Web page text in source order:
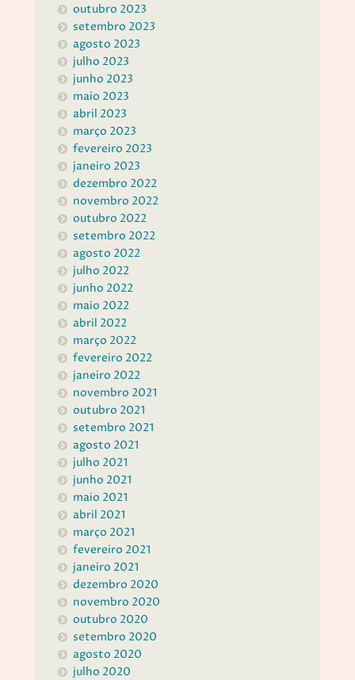
outubro 2023
setembro 2023
agosto 2023
julho 2023
junho 2023
maio 2023
abril 2023
março 2023
fevereiro 2023
janeiro 2023
dezembro 2022
novembro 2022
outubro 2022
setembro 2022
agosto 2022
julho 2022
junho 2022
maio 2022
abril 2022
março 2022
fevereiro 2022
janeiro 2022
novembro 2021
outubro 2021
setembro 2021
agosto 2021
julho 2021
junho 2021
maio 2021
abril 2021
março 2021
fevereiro 2021
janeiro 2021
dezembro 2020
novembro 2020
outubro 2020
setembro 2020
agosto 2020
julho 2020